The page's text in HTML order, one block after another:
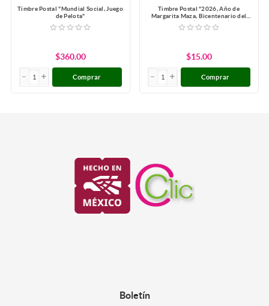
Timbre Postal "Mundial Social, Juego
de Pelota"
$360.00
Comprar
Timbre Postal "2026, Año de
Margarita Maza, Bicentenario del
Natalicio (1826-2026)"
$15.00
Comprar
Boletín